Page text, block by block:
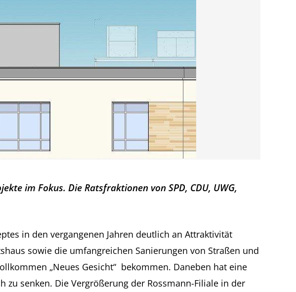
im Fokus. Die Ratsfraktionen von SPD, CDU, UWG,
in den vergangenen Jahren deutlich an Attraktivität
sowie die umfangreichen Sanierungen von Straßen und
„Neues Gesicht“ bekommen. Daneben hat eine
senken. Die Vergrößerung der Rossmann-Filiale in der